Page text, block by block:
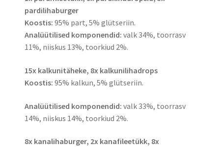
pardilihaburger
Koostis: 95% part, 5% glütseriin.
Analüütilised komponendid: valk 34%, toorrasv
11%, niiskus 13%, toorkiud 2%.
15x kalkunitäheke, 8x kalkunilihadrops
Koostis: 95% kalkun, 5% glütseriin.
Analüütilised komponendid: valk 33%, toorrasv
14%, niiskus 14%, toorkiud 2%.
8x kanalihaburger, 2x kanafileetükk, 8x